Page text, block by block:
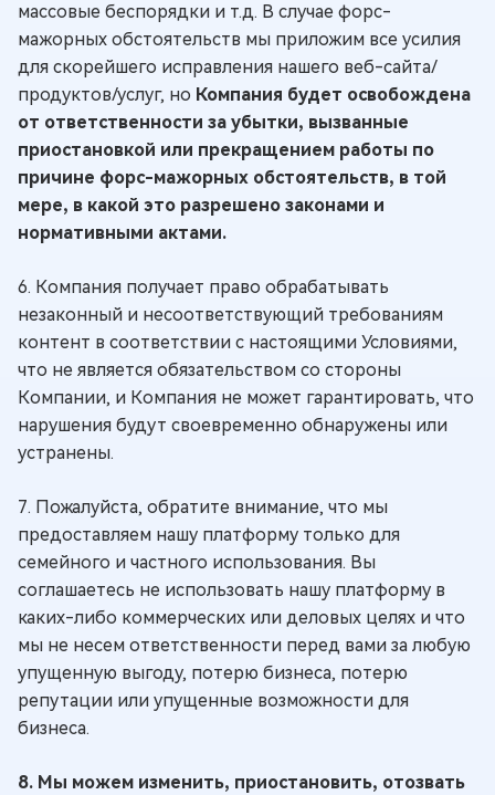
массовые беспорядки и т.д. В случае форс-
мажорных обстоятельств мы приложим все усилия
для скорейшего исправления нашего веб-сайта/
продуктов/услуг, но Компания будет освобождена
от ответственности за убытки, вызванные
приостановкой или прекращением работы по
причине форс-мажорных обстоятельств, в той
мере, в какой это разрешено законами и
нормативными актами.
6. Компания получает право обрабатывать
незаконный и несоответствующий требованиям
контент в соответствии с настоящими Условиями,
что не является обязательством со стороны
Компании, и Компания не может гарантировать, что
нарушения будут своевременно обнаружены или
устранены.
7. Пожалуйста, обратите внимание, что мы
предоставляем нашу платформу только для
семейного и частного использования. Вы
соглашаетесь не использовать нашу платформу в
каких-либо коммерческих или деловых целях и что
мы не несем ответственности перед вами за любую
упущенную выгоду, потерю бизнеса, потерю
репутации или упущенные возможности для
бизнеса.
8. Мы можем изменить, приостановить, отозвать